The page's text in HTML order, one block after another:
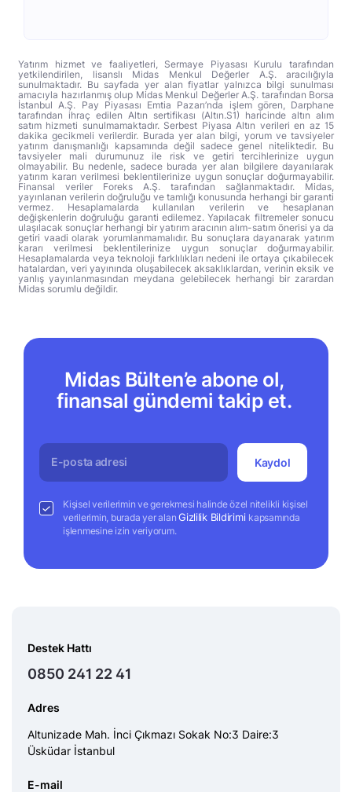
Yatırım hizmet ve faaliyetleri, Sermaye Piyasası Kurulu tarafından
yetkilendirilen, lisanslı Midas Menkul Değerler A.Ş. aracılığıyla
sunulmaktadır. Bu sayfada yer alan fiyatlar yalnızca bilgi sunulması
amacıyla hazırlanmış olup Midas Menkul Değerler A.Ş. tarafından Borsa
İstanbul A.Ş. Pay Piyasası Emtia Pazarı’nda işlem gören, Darphane
tarafından ihraç edilen Altın sertifikası (Altın.S1) haricinde altın alım
satım hizmeti sunulmamaktadır. Serbest Piyasa Altın verileri en az 15
dakika gecikmeli verilerdir. Burada yer alan bilgi, yorum ve tavsiyeler
yatırım danışmanlığı kapsamında değil sadece genel niteliktedir. Bu
tavsiyeler mali durumunuz ile risk ve getiri tercihlerinize uygun
olmayabilir. Bu nedenle, sadece burada yer alan bilgilere dayanılarak
yatırım kararı verilmesi beklentilerinize uygun sonuçlar doğurmayabilir.
Finansal veriler Foreks A.Ş. tarafından sağlanmaktadır. Midas,
yayınlanan verilerin doğruluğu ve tamlığı konusunda herhangi bir garanti
vermez. Hesaplamalarda kullanılan verilerin ve hesaplanan
değişkenlerin doğruluğu garanti edilemez. Yapılacak filtremeler sonucu
ulaşılacak sonuçlar herhangi bir yatırım aracının alım-satım önerisi ya da
getiri vaadi olarak yorumlanmamalıdır. Bu sonuçlara dayanarak yatırım
kararı verilmesi beklentilerinize uygun sonuçlar doğurmayabilir.
Hesaplamalarda veya teknoloji farklılıkları nedeni ile ortaya çıkabilecek
hatalardan, veri yayınında oluşabilecek aksaklıklardan, verinin eksik ve
yanlış yayınlanmasından meydana gelebilecek herhangi bir zarardan
Midas sorumlu değildir.
Midas Bülten’e abone ol,
finansal gündemi takip et.
Kaydol
Kişisel verilerimin ve gerekmesi halinde özel nitelikli kişisel
verilerimin, burada yer alanGizlilik Bildirimi kapsamında
işlenmesine izin veriyorum.
Destek Hattı
0850 241 22 41
Adres
Altunizade Mah. İnci Çıkmazı Sokak No:3 Daire:3
Üsküdar İstanbul
E-mail